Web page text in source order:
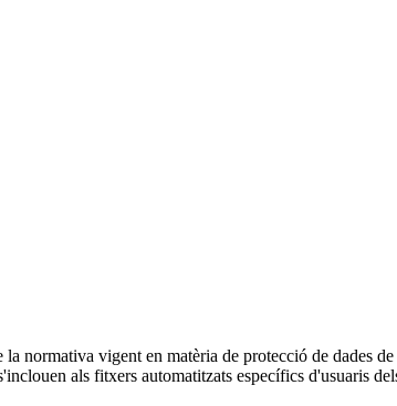
vigent en matèria de protecció de dades
als fitxers automatitzats específics d'usuaris